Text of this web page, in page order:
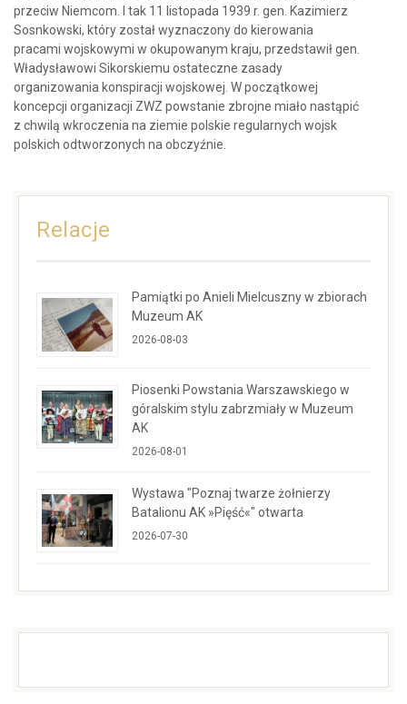
przeciw Niemcom. I tak 11 listopada 1939 r. gen. Kazimierz
Sosnkowski, który został wyznaczony do kierowania
pracami wojskowymi w okupowanym kraju, przedstawił gen.
Władysławowi Sikorskiemu ostateczne zasady
organizowania konspiracji wojskowej. W początkowej
koncepcji organizacji ZWZ powstanie zbrojne miało nastąpić
z chwilą wkroczenia na ziemie polskie regularnych wojsk
polskich odtworzonych na obczyźnie.
Relacje
Pamiątki po Anieli Mielcuszny w zbiorach
Muzeum AK
2026-08-03
Piosenki Powstania Warszawskiego w
góralskim stylu zabrzmiały w Muzeum
AK
2026-08-01
Wystawa "Poznaj twarze żołnierzy
Batalionu AK »Pięść«" otwarta
2026-07-30